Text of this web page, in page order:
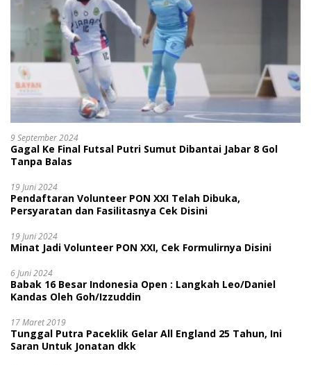
9 September 2024
Gagal Ke Final Futsal Putri Sumut Dibantai Jabar 8 Gol
Tanpa Balas
19 Juni 2024
Pendaftaran Volunteer PON XXI Telah Dibuka,
Persyaratan dan Fasilitasnya Cek Disini
19 Juni 2024
Minat Jadi Volunteer PON XXI, Cek Formulirnya Disini
6 Juni 2024
Babak 16 Besar Indonesia Open : Langkah Leo/Daniel
Kandas Oleh Goh/Izzuddin
17 Maret 2019
Tunggal Putra Paceklik Gelar All England 25 Tahun, Ini
Saran Untuk Jonatan dkk